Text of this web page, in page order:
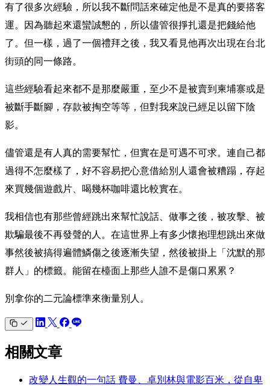
有了很多次經驗，所以我不斷問話來確定他是不是真的要搭客
運。因為聽起來還蠻誠懇的，所以儘管很掙扎還是把錢給他
了。但一樣，過了一個禮拜之後，我又看見他再次出現在台北
街頭的同一條路。
這些經驗看起來都不是那麼嚴重，至少不是被賣到柬埔寨或是
被斷手斷腳，存款被掏空等等，但對我來說已經足以留下陰
影。
儘管還是有人真的需要幫忙，但實在是可遇不可求。連自己都
過得不怎麼樣了，好不容易把心意借給別人還會被糟蹋，存起
來買幾個遊戲片、喝幾杯咖啡還比較實在。
我相信也有那些曾經跳出來幫忙說話、做事之後，被攻擊、被
欺騙最後不再發聲的人。在這世界上有多少懷抱理想跳出來做
事然後被搞得遍體鱗傷之後逐漸失望，然後被掛上「沈默的那
群人」的標籤。能留在檯面上那些人誰不是傷口累累？
別拿你的二元論標準來衡量別人。
相關文章
改變人生觀的一句話 費曼、卓別林與電影百米，從自卑